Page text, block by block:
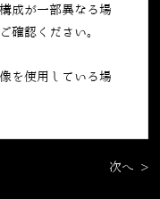
成が一部異なる場
確認ください。
を使用している場
次へ >